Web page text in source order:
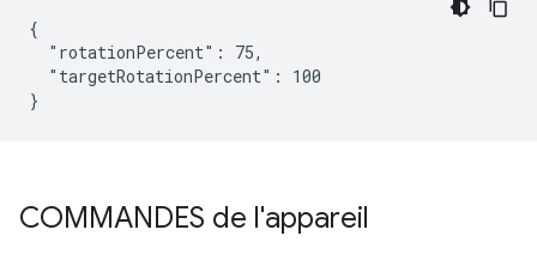
{
  "rotationPercent": 75,
  "targetRotationPercent": 100
}
COMMANDES de l'appareil